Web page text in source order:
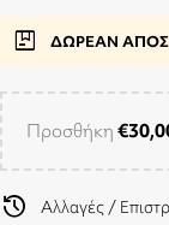
package ΔΩΡΕΑΝ
Προσθήκη €
history Αλλαγές /